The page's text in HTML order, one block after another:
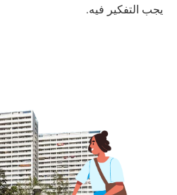
يجب التفكير فيه.